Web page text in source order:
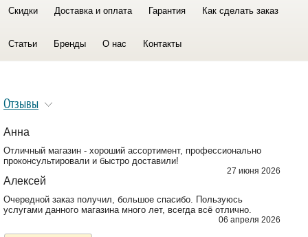
Скидки Доставка и оплата Гарантия Как сделать заказ
Статьи Бренды О нас Контакты
Отзывы
Анна
Отличный магазин - хороший ассортимент, профессионально
проконсультировали и быстро доставили!
27 июня 2026
Алексей
Очередной заказ получил, большое спасибо. Пользуюсь
услугами данного магазина много лет, всегда всё отлично.
06 апреля 2026